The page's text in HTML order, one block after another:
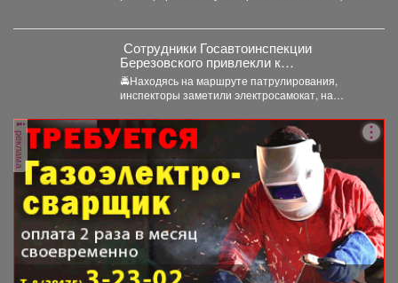
‍ Сотрудники Госавтоинспекции
Березовского привлекли к
ответственности водителя
электросамоката, который перевозил
ребенка
🚔Находясь на маршруте патрулирования,
инспекторы заметили электросамокат, на
мотошлемов....
реклама